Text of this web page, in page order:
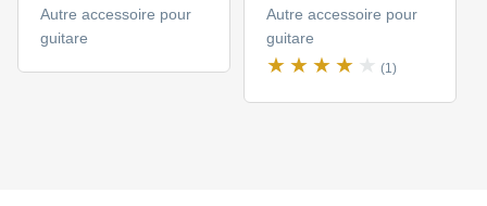
Autre accessoire pour
guitare
Autre accessoire pour
guitare
(1)